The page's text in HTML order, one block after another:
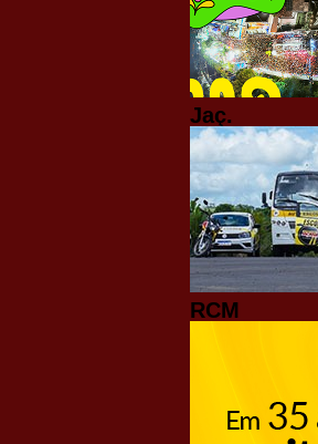
Jaç.
RCM